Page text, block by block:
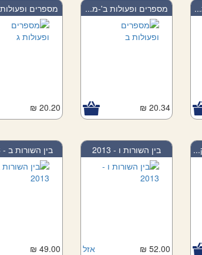
מספרים ופעולות ב'-מ...
20.34 ₪
מספרים
20.20 ₪
בין השורות ו - 2013
אזל 52.00 ₪
בין השורות ב - 2013
49.00 ₪